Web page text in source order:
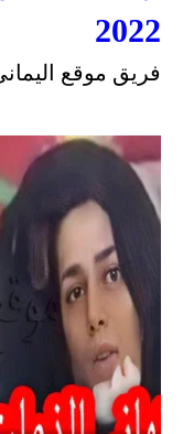
2022
فريق موقع